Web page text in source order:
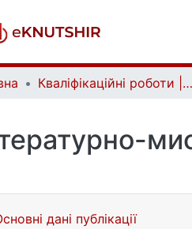
Кваліфікаційні роботи | Qualifying works
дані публікації